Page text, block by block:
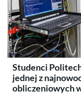
Studenci
jednej z
obliczeniowych